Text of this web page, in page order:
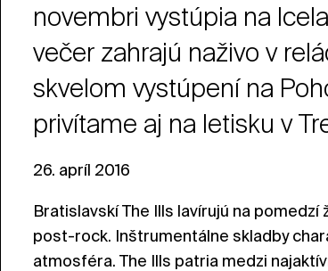
novembri vystúpia na
večer zahrajú naživo v
skvelom vystúpení na
privítame aj na letisku v
26. apríl 2016
Bratislavskí The Ills lavírujú na
post-rock. Inštrumentálne skladby
atmosféra. The Ills patria medzi